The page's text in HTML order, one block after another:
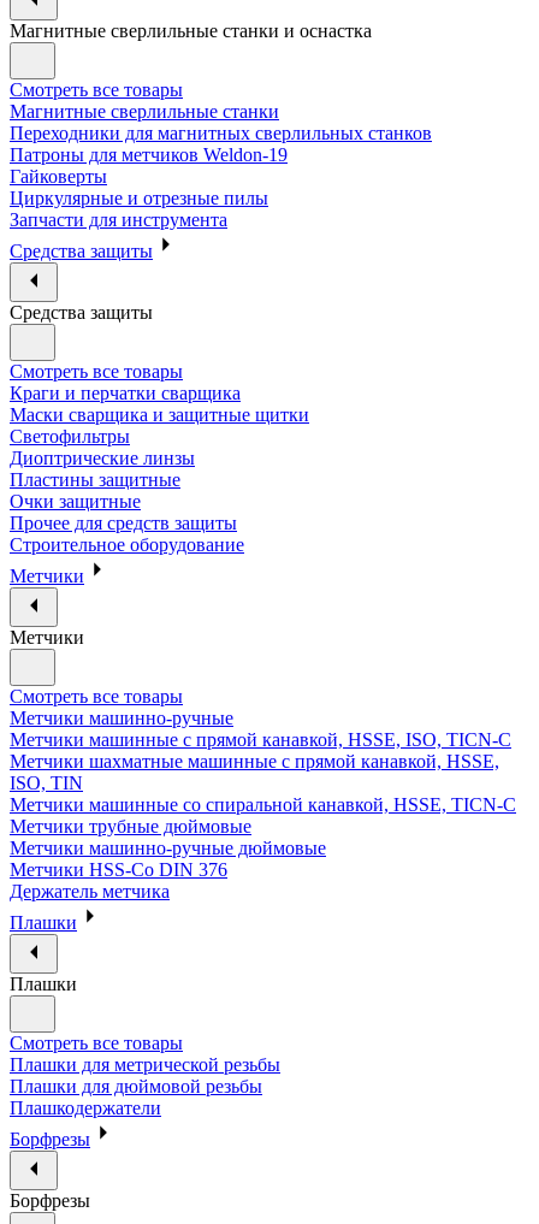
Магнитные сверлильные станки и оснастка
Смотреть все товары
Магнитные сверлильные станки
Переходники для магнитных сверлильных станков
Патроны для метчиков Weldon-19
Гайковерты
Циркулярные и отрезные пилы
Запчасти для инструмента
Средства защиты
Средства защиты
Смотреть все товары
Краги и перчатки сварщика
Маски сварщика и защитные щитки
Светофильтры
Диоптрические линзы
Пластины защитные
Очки защитные
Прочее для средств защиты
Строительное оборудование
Метчики
Метчики
Смотреть все товары
Метчики машинно-ручные
Метчики машинные с прямой канавкой, HSSE, ISO, TICN-C
Метчики шахматные машинные с прямой канавкой, HSSE,
ISO, TIN
Метчики машинные со спиральной канавкой, HSSE, TICN-C
Метчики трубные дюймовые
Метчики машинно-ручные дюймовые
Метчики HSS-Co DIN 376
Держатель метчика
Плашки
Плашки
Смотреть все товары
Плашки для метрической резьбы
Плашки для дюймовой резьбы
Плашкодержатели
Борфрезы
Борфрезы